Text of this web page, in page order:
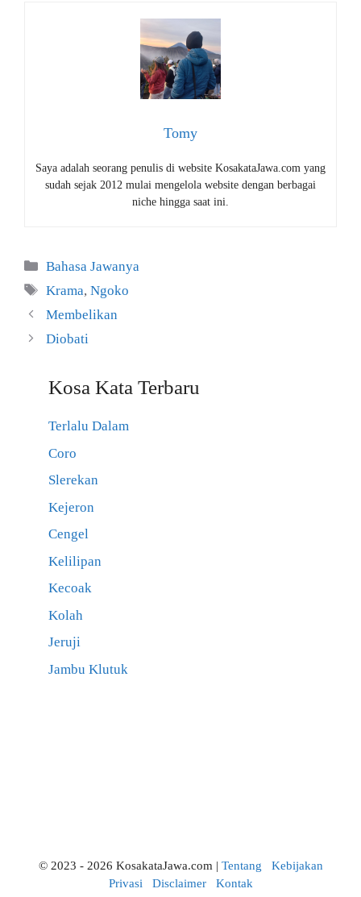
Tomy
Saya adalah seorang penulis di website KosakataJawa.com yang
sudah sejak 2012 mulai mengelola website dengan berbagai
niche hingga saat ini.
Kategori
Bahasa Jawanya
Tag
Krama,Ngoko
Membelikan
Diobati
Kosa Kata Terbaru
Terlalu Dalam
Coro
Slerekan
Kejeron
Cengel
Kelilipan
Kecoak
Kolah
Jeruji
Jambu Klutuk
© 2023 - 2026 KosakataJawa.com | Tentang
Kebijakan
Privasi
Disclaimer Kontak